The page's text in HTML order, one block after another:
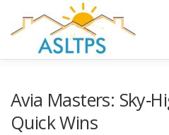
contenu
Avia Masters:
Quick Wins